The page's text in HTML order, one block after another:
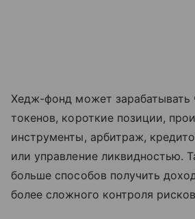
Хедж-фонд может зарабатывать
токенов, короткие позиции,
инструменты, арбитраж,
или управление ликвидностью.
больше способов получить
более сложного контроля